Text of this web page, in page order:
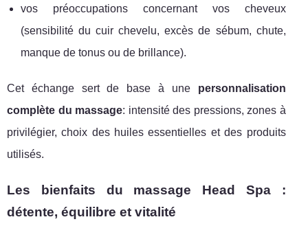
vos préoccupations concernant vos cheveux
(sensibilité du cuir chevelu, excès de sébum, chute,
manque de tonus ou de brillance).
Cet échange sert de base à une personnalisation
complète du massage: intensité des pressions, zones à
privilégier, choix des huiles essentielles et des produits
utilisés.
Les bienfaits du massage Head Spa :
détente, équilibre et vitalité